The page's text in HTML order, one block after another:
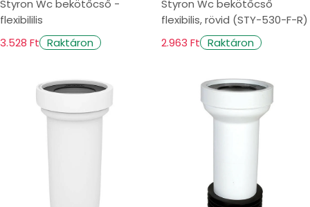
Styron Wc bekötőcső -
flexibililis
3.528 Ft Raktáron
Styron Wc bekötőcső
flexibilis, rövid (STY-530-F-R)
2.963 Ft Raktáron